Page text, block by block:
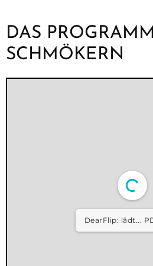
DAS
SCHMÖKERN
DearFlip: lädt...